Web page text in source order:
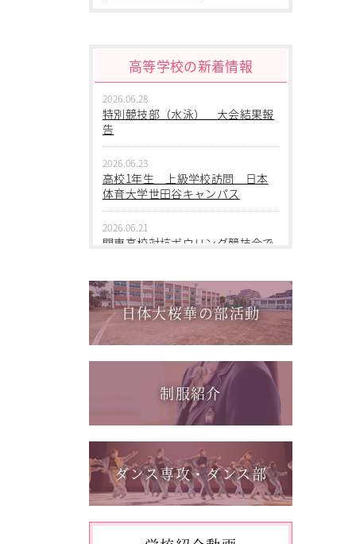
中学２年生 校外学習
2026.06.09
2026.06.09
中学１年 校外学習
2026.03.05
2025.12.15
第一回桜華中学校あいさつ＋ひと
言運動
第55回全国中学校バスケットボー
ル大会 サンアリーナせんだいin鹿
高等学校の新着情報
2026.06.28
特別競技部（水泳） 大会結果報
告
2026.06.23
高校1年生 上級学校訪問 日本
体育大学世田谷キャンパス
2026.06.21
関東高校対抗ボウリング競技会で
2026.06.17
1学年総合スポーツコース キャ
ンプ実習を実施しました
「日本選手権水泳競技大会」に出
場しました。
に出場しました。
2026.05.17
「第62回東日本選手権大会」に出
日体大桜華の部活動
制服紹介
ダンス専攻・ダンス部